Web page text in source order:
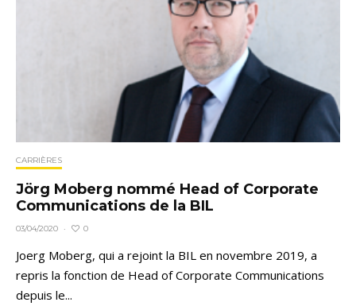
CARRIÈRES
Jörg Moberg nommé Head of Corporate
Communications de la BIL
03/04/2020 · 0
Joerg Moberg, qui a rejoint la BIL en novembre 2019, a
repris la fonction de Head of Corporate Communications
depuis le...